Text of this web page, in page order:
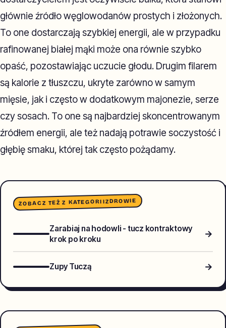
głównie źródło węglowodanów prostych i złożonych.
To one dostarczają szybkiej energii, ale w przypadku
rafinowanej białej mąki może ona równie szybko
opaść, pozostawiając uczucie głodu. Drugim filarem
są kalorie z tłuszczu, ukryte zarówno w samym
mięsie, jak i często w dodatkowym majonezie, serze
czy sosach. To one są najbardziej skoncentrowanym
źródłem energii, ale też nadają potrawie soczystość i
głębię smaku, której tak często pożądamy.
ZOBACZ TEŻ Z KATEGORIIZDROWIE
Zarabiaj na hodowli - tucz kontraktowy
krok po kroku
→
Zupy Tuczą →